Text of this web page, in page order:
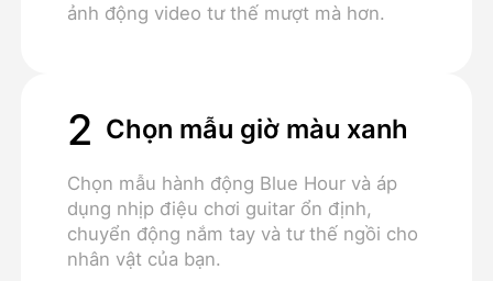
ảnh động video tư thế mượt mà hơn.
2 Chọn mẫu giờ màu xanh
Chọn mẫu hành động Blue Hour và áp
dụng nhịp điệu chơi guitar ổn định,
chuyển động nắm tay và tư thế ngồi cho
nhân vật của bạn.